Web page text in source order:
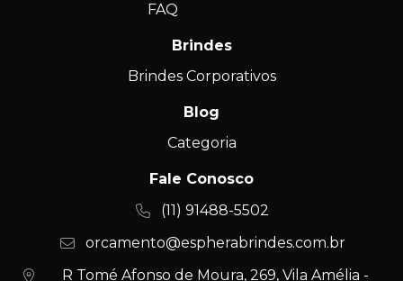
FAQ
Brindes
Brindes Corporativos
Blog
Categoria
Fale Conosco
(11) 91488-5502
orcamento@espherabrindes.com.br
R Tomé Afonso de Moura, 269, Vila Amélia -